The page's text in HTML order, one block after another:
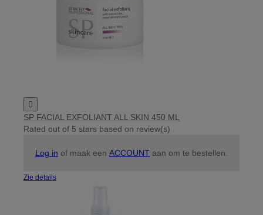

SP FACIAL EXFOLIANT ALL SKIN 450 ML
Rated out of 5 stars based on review(s)
Log in of maak een ACCOUNT aan om te bestellen.
Zie details